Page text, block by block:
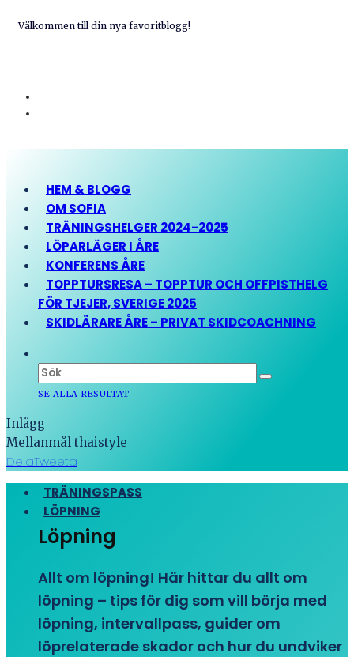
Välkommen till din nya favoritblogg!
HEM & BLOGG
OM SOFIA
TRÄNINGSHELGER 2024-2025
LÖPARLÄGER I ÅRE
KONFERENS ÅRE
TOPPTURSRESA – TOPPTUR OCH OFFPISTHELG
FÖR TJEJER, SVERIGE 2025
SKIDLÄRARE ÅRE – PRIVAT SKIDCOACHNING
SE ALLA RESULTAT
Inlägg
Mellanmål thaistyle
DelaTweeta
TRÄNINGSPASS
LÖPNING
Löpning
Allt om löpning! Här hittar du allt om
löpning – tips för dig som vill börja med
löpning, intervallpass, guider om
löprelaterade skador och hur du undviker